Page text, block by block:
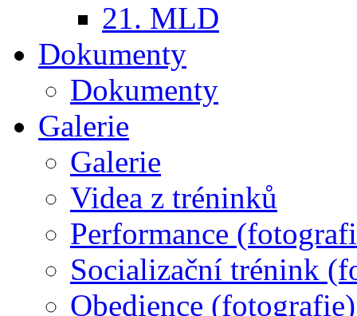
21. MLD
Dokumenty
Dokumenty
Galerie
Galerie
Videa z tréninků
Performance
Socializační trénink
Obedience (fotografie)